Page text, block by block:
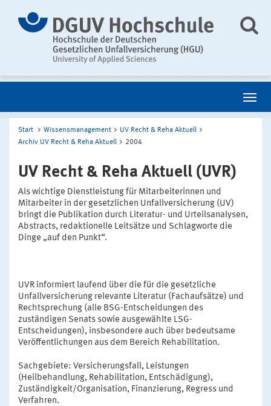
Start Wissensmanagement
UV Recht & Reha Aktuell
Archiv UV Recht & Reha Aktuell
2004
UV Recht & Reha Aktuell (UVR)
Als wichtige Dienstleistung für Mitarbeiterinnen und
Mitarbeiter in der gesetzlichen Unfallversicherung (UV)
bringt die Publikation durch Literatur- und Urteilsanalysen,
Abstracts, redaktionelle Leitsätze und Schlagworte die
Dinge „auf den Punkt“.
UVR informiert laufend über die für die gesetzliche
Unfallversicherung relevante Literatur (Fachaufsätze) und
Rechtsprechung (alle BSG-Entscheidungen des
zuständigen Senats sowie ausgewählte LSG-
Entscheidungen), insbesondere auch über bedeutsame
Veröffentlichungen aus dem Bereich Rehabilitation.
Sachgebiete: Versicherungsfall, Leistungen
(Heilbehandlung, Rehabilitation, Entschädigung),
Zuständigkeit/Organisation, Finanzierung, Regress und
Verfahren.